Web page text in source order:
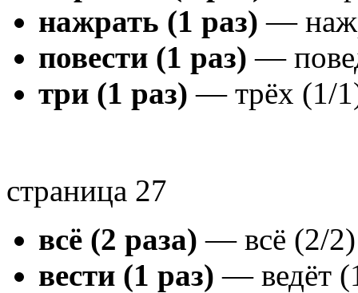
нажрать (1 раз) —
повести (1 раз) —
три (1 раз) — трёх (1/
страница 27
всё (2 раза) — всё (2/2)
вести (1 раз) — ведёт